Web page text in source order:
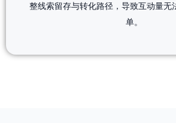
整线索留存与转化路径，导致互动量无
单。